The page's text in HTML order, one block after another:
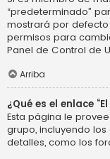
“predeterminado”
mostrará por
permisos para
Panel de Control de
Arriba
¿Qué es el enlace
Esta página le
grupo, incluyendo
detalles, como los